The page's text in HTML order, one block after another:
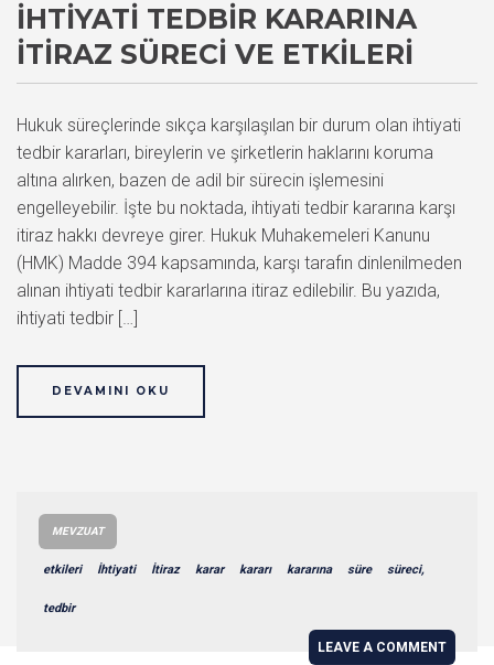
İHTIYATI TEDBIR KARARINA
İTIRAZ SÜRECI VE ETKILERI
Hukuk süreçlerinde sıkça karşılaşılan bir durum olan ihtiyati
tedbir kararları, bireylerin ve şirketlerin haklarını koruma
altına alırken, bazen de adil bir sürecin işlemesini
engelleyebilir. İşte bu noktada, ihtiyati tedbir kararına karşı
itiraz hakkı devreye girer. Hukuk Muhakemeleri Kanunu
(HMK) Madde 394 kapsamında, karşı tarafın dinlenilmeden
alınan ihtiyati tedbir kararlarına itiraz edilebilir. Bu yazıda,
ihtiyati tedbir […]
DEVAMINI OKU
MEVZUAT
etkileri İhtiyati İtiraz karar kararı kararına süre süreci,
tedbir
LEAVE A COMMENT